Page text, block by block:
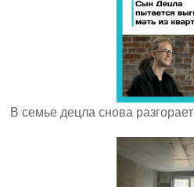
В семье децла снова